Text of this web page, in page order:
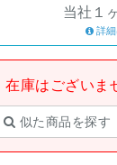
当社１
詳細
庫はございま
似た商品を探す
など